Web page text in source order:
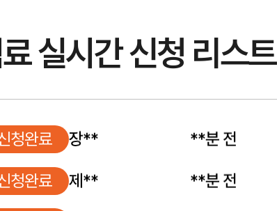
실시간 신청 리스트
청완료 김** **분 전
청완료 장** **분 전
청완료 제** **분 전
청완료 김** **분 전